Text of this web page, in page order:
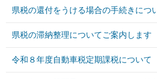
県税の還付をうける場合の手続きにつ
県税の滞納整理についてご案内します
令和８年度自動車税定期課税について